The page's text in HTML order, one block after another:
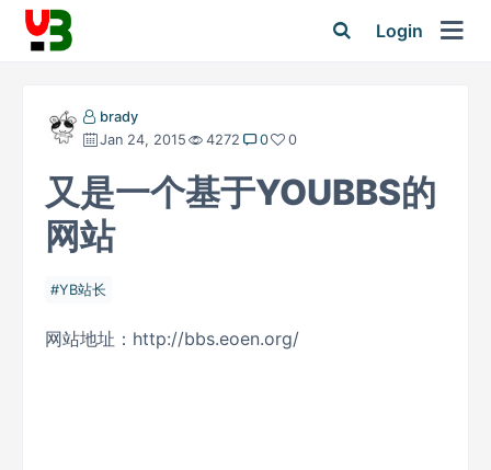
Login
brady
Jan 24, 2015
4272 0 0
又是一个基于YOUBBS的
网站
YB站长
网站地址：http://bbs.eoen.org/